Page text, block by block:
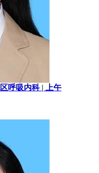
呼吸内科 | 上午